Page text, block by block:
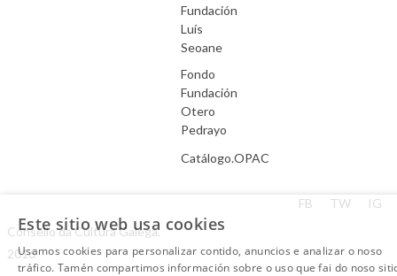
Fundación
Luís
Seoane
Fondo
Fundación
Otero
Pedrayo
Catálogo.OPAC
Consello da Cultura Galega.
2016
FB TW IG
Este sitio web usa cookies
Usamos cookies para personalizar contido, anuncios e analizar o noso
tráfico. Tamén compartimos información sobre o uso que fai do noso